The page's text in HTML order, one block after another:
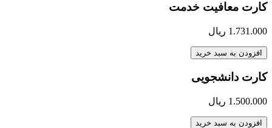
کارت معافیت خدمت
1.731.000 ریال
افزودن به سبد خرید
کارت دانشجویی
1.500.000 ریال
افزودن به سبد خرید